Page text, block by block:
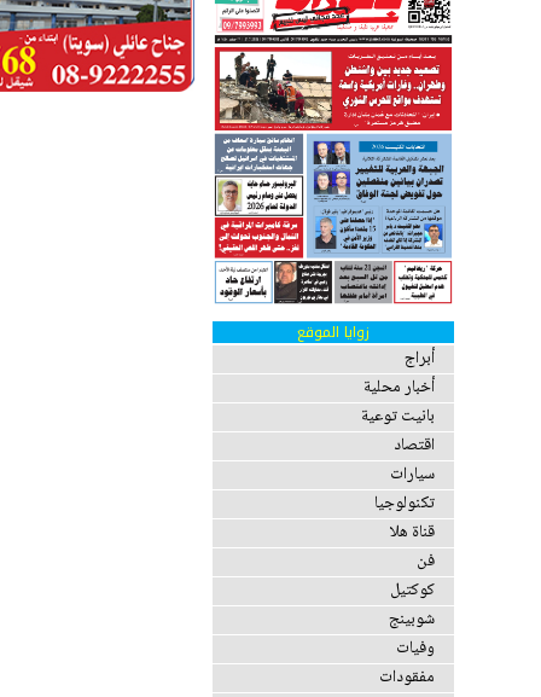
زوايا الموقع
أبراج
أخبار محلية
بانيت توعية
اقتصاد
سيارات
تكنولوجيا
قناة هلا
فن
كوكتيل
شوبينج
وفيات
مفقودات